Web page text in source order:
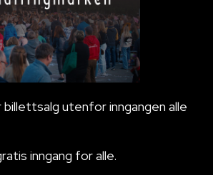
billettsalg utenfor inngangen alle
inngang for alle.